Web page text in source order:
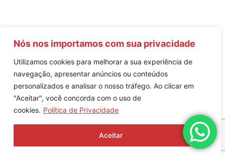
Nós nos importamos com sua privacidade
Utilizamos cookies para melhorar a sua experiência de
navegação, apresentar anúncios ou conteúdos
personalizados e analisar o nosso tráfego. Ao clicar em
"Aceitar", você concorda com o uso de
cookies. Política de Privacidade
Aceitar